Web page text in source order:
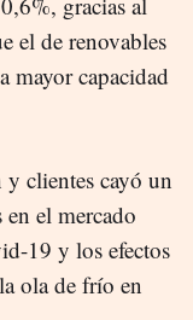
el de renovables
mayor capacidad
clientes cayó un
el mercado
19 y los efectos
ola de frío en